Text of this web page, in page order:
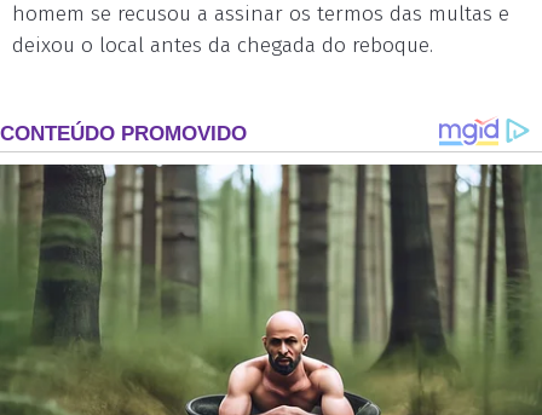
homem se recusou a assinar os termos das multas e
deixou o local antes da chegada do reboque.